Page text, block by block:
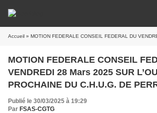
Accueil » MOTION FEDERALE CONSEIL FEDERAL DU VENDREDI 28 Mars 2025 SUR
MOTION FEDERALE CONSEIL FEDERAL DU
VENDREDI 28 Mars 2025 SUR
PROCHAINE DU C.H.U.G. DE
Publié le 30/03/2025 à 19:29
Par FSAS-CGTG